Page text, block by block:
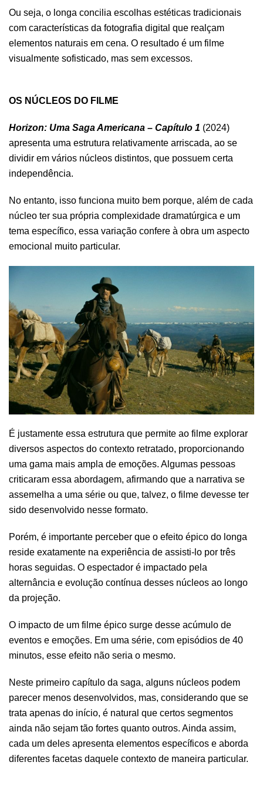
Ou seja, o longa concilia escolhas estéticas tradicionais
com características da fotografia digital que realçam
elementos naturais em cena. O resultado é um filme
visualmente sofisticado, mas sem excessos.
OS NÚCLEOS DO FILME
Horizon: Uma Saga Americana – Capítulo 1 (2024)
apresenta uma estrutura relativamente arriscada, ao se
dividir em vários núcleos distintos, que possuem certa
independência.
No entanto, isso funciona muito bem porque, além de cada
núcleo ter sua própria complexidade dramatúrgica e um
tema específico, essa variação confere à obra um aspecto
emocional muito particular.
É justamente essa estrutura que permite ao filme explorar
diversos aspectos do contexto retratado, proporcionando
uma gama mais ampla de emoções. Algumas pessoas
criticaram essa abordagem, afirmando que a narrativa se
assemelha a uma série ou que, talvez, o filme devesse ter
sido desenvolvido nesse formato.
Porém, é importante perceber que o efeito épico do longa
reside exatamente na experiência de assisti-lo por três
horas seguidas. O espectador é impactado pela
alternância e evolução contínua desses núcleos ao longo
da projeção.
O impacto de um filme épico surge desse acúmulo de
eventos e emoções. Em uma série, com episódios de 40
minutos, esse efeito não seria o mesmo.
Neste primeiro capítulo da saga, alguns núcleos podem
parecer menos desenvolvidos, mas, considerando que se
trata apenas do início, é natural que certos segmentos
ainda não sejam tão fortes quanto outros. Ainda assim,
cada um deles apresenta elementos específicos e aborda
diferentes facetas daquele contexto de maneira particular.